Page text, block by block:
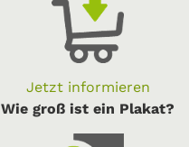
Jetzt informieren
Wie groß ist ein Plakat?